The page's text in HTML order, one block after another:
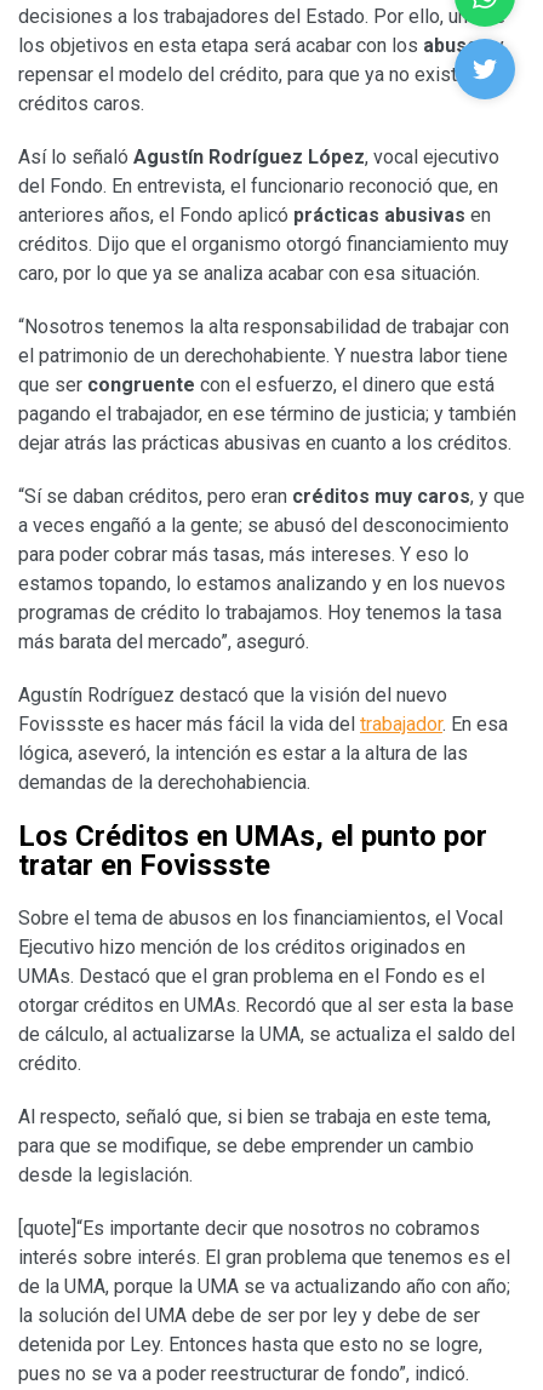
decisiones a los trabajadores del Estado. Por ello, uno de
los objetivos en esta etapa será acabar con los abusosy
repensar el modelo del crédito, para que ya no existan
créditos caros.
Así lo señaló Agustín Rodríguez López, vocal ejecutivo
del Fondo. En entrevista, el funcionario reconoció que, en
anteriores años, el Fondo aplicó prácticas abusivas en
créditos. Dijo que el organismo otorgó financiamiento muy
caro, por lo que ya se analiza acabar con esa situación.
“Nosotros tenemos la alta responsabilidad de trabajar con
el patrimonio de un derechohabiente. Y nuestra labor tiene
que ser congruente con el esfuerzo, el dinero que está
pagando el trabajador, en ese término de justicia; y también
dejar atrás las prácticas abusivas en cuanto a los créditos.
“Sí se daban créditos, pero eran créditos muy caros, y que
a veces engañó a la gente; se abusó del desconocimiento
para poder cobrar más tasas, más intereses. Y eso lo
estamos topando, lo estamos analizando y en los nuevos
programas de crédito lo trabajamos. Hoy tenemos la tasa
más barata del mercado”, aseguró.
Agustín Rodríguez destacó que la visión del nuevo
Fovissste es hacer más fácil la vida del trabajador. En esa
lógica, aseveró, la intención es estar a la altura de las
demandas de la derechohabiencia.
Los Créditos en UMAs, el punto por
tratar en Fovissste
Sobre el tema de abusos en los financiamientos, el Vocal
Ejecutivo hizo mención de los créditos originados en
UMAs. Destacó que el gran problema en el Fondo es el
otorgar créditos en UMAs. Recordó que al ser esta la base
de cálculo, al actualizarse la UMA, se actualiza el saldo del
crédito.
Al respecto, señaló que, si bien se trabaja en este tema,
para que se modifique, se debe emprender un cambio
desde la legislación.
[quote]“Es importante decir que nosotros no cobramos
interés sobre interés. El gran problema que tenemos es el
de la UMA, porque la UMA se va actualizando año con año;
la solución del UMA debe de ser por ley y debe de ser
detenida por Ley. Entonces hasta que esto no se logre,
pues no se va a poder reestructurar de fondo”, indicó.